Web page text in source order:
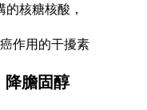
核糖核酸，
作用的干擾素
降膽固醇